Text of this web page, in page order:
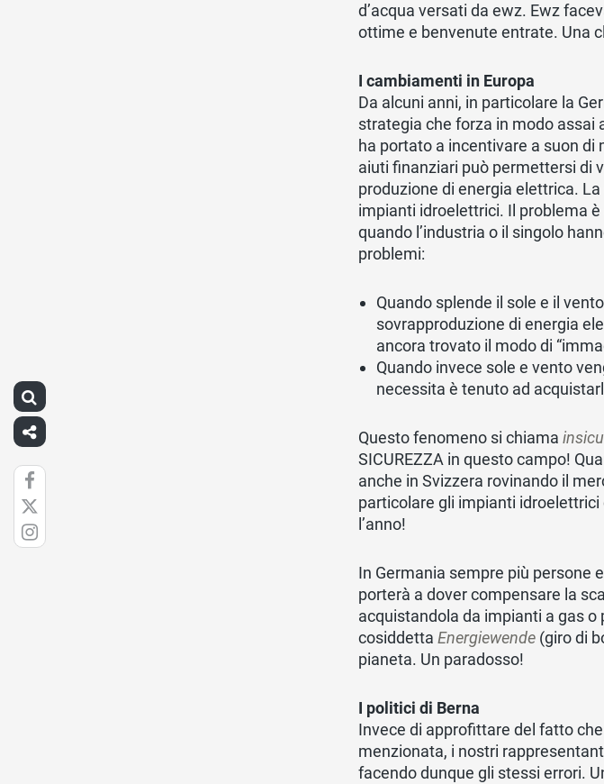
d’acqua versati da ewz. Ewz
ottime e benvenute entrate. Una
I cambiamenti in Europa
Da alcuni anni, in particolare la
strategia che forza in modo assai
ha portato a incentivare a suon di
aiuti finanziari può permettersi di
produzione di energia elettrica.
impianti idroelettrici. Il problema
quando l’industria o il singolo
problemi:
Quando splende il sole e il
sovrapproduzione di energia
ancora trovato il modo di
Quando invece sole e vento
necessita è tenuto ad
Questo fenomeno si chiama
SICUREZZA in questo campo!
anche in Svizzera rovinando il
particolare gli impianti
l’anno!
In Germania sempre più persone
porterà a dover compensare la
acquistandola da impianti a gas o
cosiddettaEnergiewende (giro di
pianeta. Un paradosso!
I politici di Berna
Invece di approfittare del fatto
menzionata, i nostri
facendo dunque gli stessi errori.